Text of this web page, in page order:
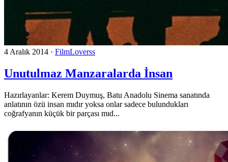
4 Aralık 2014 · FilmLoverss
Unutulmaz Manzaralarda İnsan
Hazırlayanlar: Kerem Duymuş, Batu Anadolu Sinema sanatında
anlatının özü insan mıdır yoksa onlar sadece bulundukları
coğrafyanın küçük bir parçası mıd...